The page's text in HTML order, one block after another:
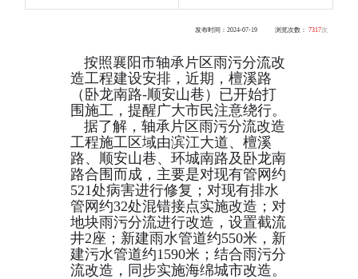
发布时间：2024-07-19 浏览次数： 7317次
按照襄阳市轴承片区雨污分流改
造工程建设安排，近期，檀溪路
（卧龙南路-顺安山巷） 已开始打
围施工，提醒广大市民注意绕行。
据了解，轴承片区雨污分流改造
工程施工区域由滨江大道、檀溪
路、顺安山巷、环城南路及卧龙南
路合围而成，主要是对现有管网约
521处病害进行修复；对现有排水
管网约32处混错接点实施改造；对
地块雨污分流进行改造，设置截流
井2座；新建雨水管道约550米，新
建污水管道约1590米；结合雨污分
流改造，同步实施海绵城市改造。